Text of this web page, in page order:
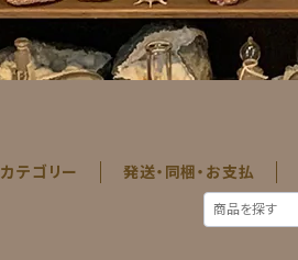
カテゴリー 発送・同梱・お支払